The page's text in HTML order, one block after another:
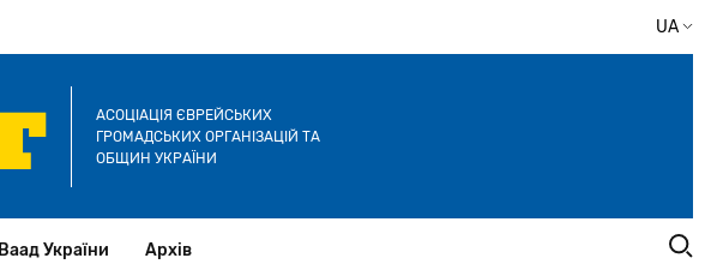
UA
АСОЦІАЦІЯ ЄВРЕЙСЬКИХ
ГРОМАДСЬКИХ ОРГАНІЗАЦІЙ ТА
ОБЩИН УКРАЇНИ
Ваад України Архів